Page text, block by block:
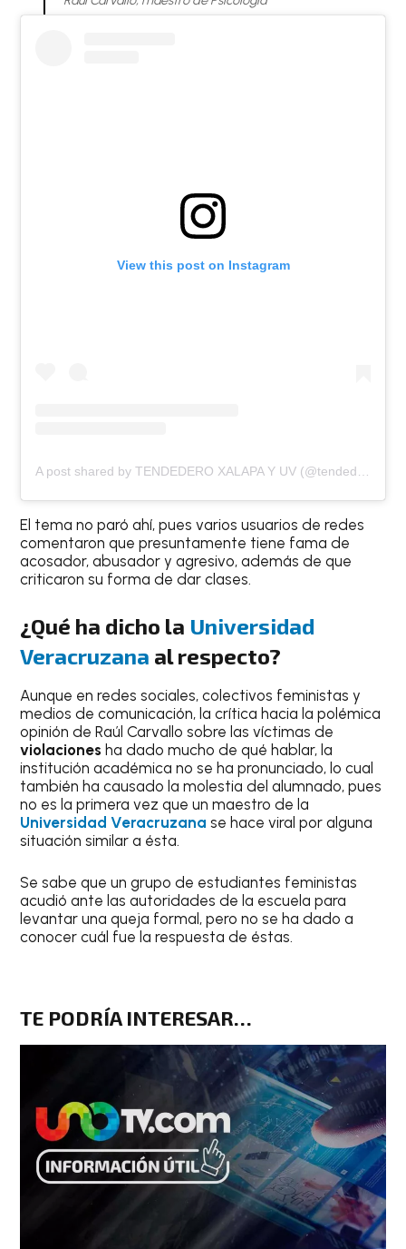
View this post on Instagram
El tema no paró ahí, pues varios usuarios de redes
comentaron que presuntamente tiene fama de
acosador, abusador y agresivo, además de que
criticaron su forma de dar clases.
¿Qué ha dicho la Universidad
Veracruzana al respecto?
Aunque en redes sociales, colectivos feministas y
medios de comunicación, la crítica hacia la polémica
opinión de Raúl Carvallo sobre las víctimas de
violaciones ha dado mucho de qué hablar, la
institución académica no se ha pronunciado, lo cual
también ha causado la molestia del alumnado, pues
no es la primera vez que un maestro de la
Universidad Veracruzana se hace viral por alguna
situación similar a ésta.
Se sabe que un grupo de estudiantes feministas
acudió ante las autoridades de la escuela para
levantar una queja formal, pero no se ha dado a
conocer cuál fue la respuesta de éstas.
TE PODRÍA INTERESAR…